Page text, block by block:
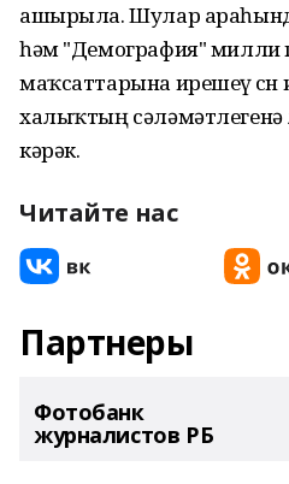
ашырыла. Шулар
һәм "Демография" милли
маҡсаттарына ирешеү өсөн
халыҡтың сәләмәтлегенә
кәрәк.
Читайте нас
Партнеры
Фотобанк
журналистов РБ